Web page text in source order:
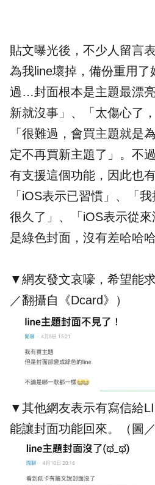
貼文曝光後，不少人留言
為我line壞掉，備份重用
過…封面根本是主題最漂
新就沒事」、「太傷心了
「很難過，會買主題就是
定不再買新主題了」。不
有支援這個功能 ，因此也
「iOS表示已習慣」、「
很久了」、「iOS表示從
是綠色封面，沒有差哈哈哈
▼網友發文哀嚎，希望能
／翻攝自《Dcard》）
▼其他網友表示有寫信給
能讓封面功能回來。（圖